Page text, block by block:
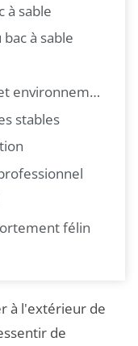
à sable
à sable
Soutien émotionnel et environnemental
stables
félin
à l'extérieur de
de